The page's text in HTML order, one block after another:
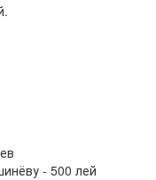
- 500 лей